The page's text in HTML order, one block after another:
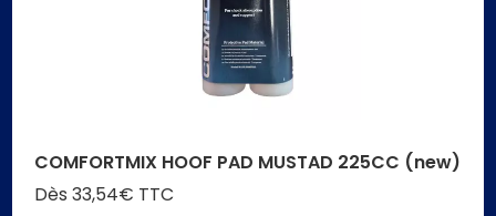
COMFORTMIX HOOF PAD MUSTAD 225CC (new)
Dès 33,54€ TTC